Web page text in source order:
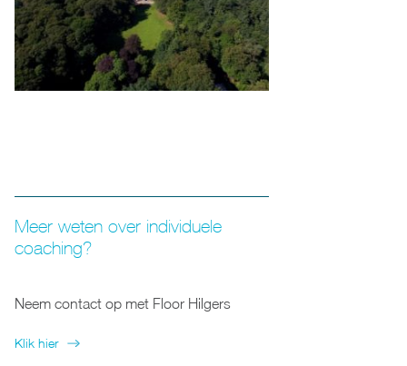
Meer weten over individuele
coaching?
Neem contact op met Floor Hilgers
Klik hier